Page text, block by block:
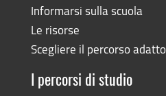
Informarsi sulla scuola
Le risorse
Scegliere il percorso adatto
I percorsi di studio